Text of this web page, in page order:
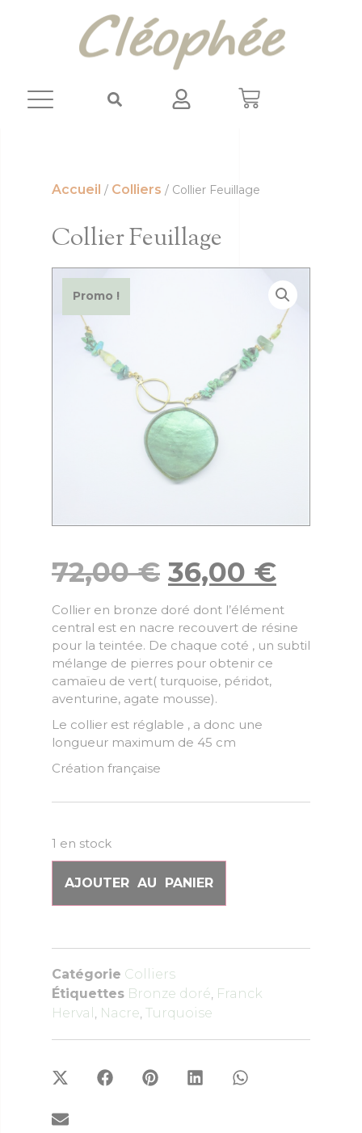
Accueil / Colliers / Collier Feuillage
Collier Feuillage
Promo !
72,00€ 36,00 €
Collier en bronze doré dont l’élément
central est en nacre recouvert de résine
pour la teintée. De chaque coté , un subtil
mélange de pierres pour obtenir ce
camaïeu de vert( turquoise, péridot,
aventurine, agate mousse).
Le collier est réglable , a donc une
longueur maximum de 45 cm
Création française
1 en stock
AJOUTER AU PANIER
Catégorie Colliers
Étiquettes Bronze doré, Franck
Herval , Nacre, Turquoise